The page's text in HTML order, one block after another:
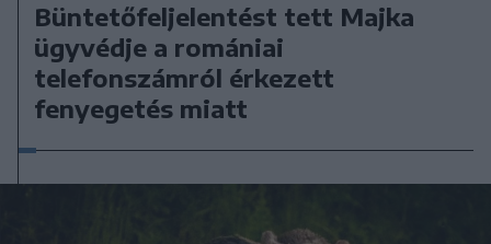
Büntetőfeljelentést tett Majka
ügyvédje a romániai
telefonszámról érkezett
fenyegetés miatt